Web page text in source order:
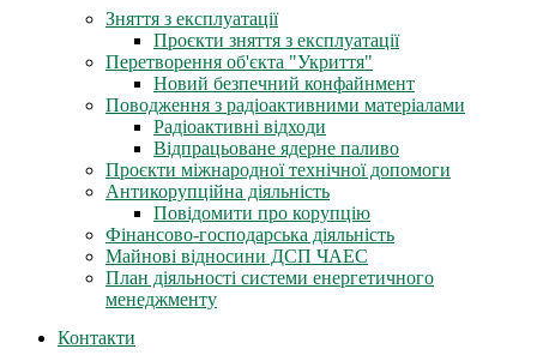
Зняття з експлуатації
Проєкти зняття з експлуатації
Перетворення об'єкта "Укриття"
Новий безпечний конфайнмент
Поводження з радіоактивними матеріалами
Радіоактивні відходи
Відпрацьоване ядерне паливо
Проєкти міжнародної технічної допомоги
Антикорупційна діяльність
Повідомити про корупцію
Фінансово-господарська діяльність
Майнові відносини ДСП ЧАЕС
План діяльності системи енергетичного
менеджменту
Контакти